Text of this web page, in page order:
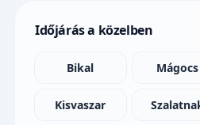
Időjárás a közelben
Bikal Mágocs
Kisvaszar